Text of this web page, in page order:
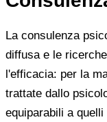
La consulenza
diffusa e le
l'efficacia: per la
trattate dallo
equiparabili a